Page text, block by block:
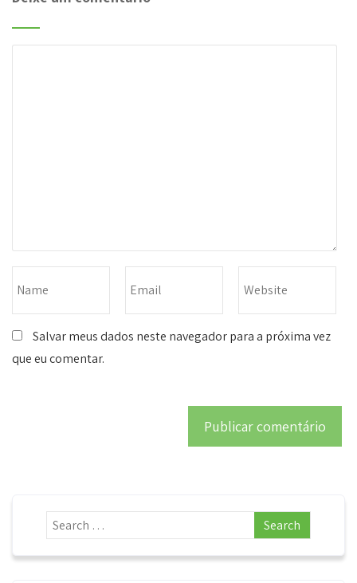
Salvar meus dados neste navegador para a próxima vez
que eu comentar.